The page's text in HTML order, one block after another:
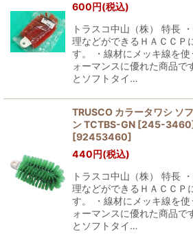
600円(税込)
トラスコ中山（株） 特長
理などができるＨＡＣＣＰ
す。 ・線材にメッキ線を
ォーマンスに優れた商品で
とソフトタイ…
TRUSCO カラータワシ ソ
ン TCTBS-GN [245-
[92453460]
440円(税込)
トラスコ中山（株） 特長
理などができるＨＡＣＣＰ
す。 ・線材にメッキ線を
ォーマンスに優れた商品で
とソフトタイ…